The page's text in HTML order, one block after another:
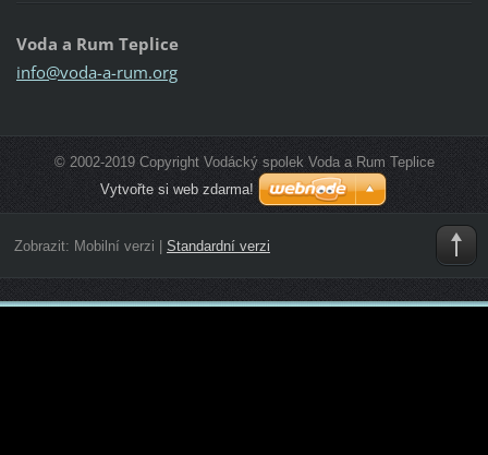
Voda a Rum Teplice
info@voda-a-rum.org
© 2002-2019 Copyright Vodácký spolek Voda a Rum Teplice
Vytvořte si web zdarma!
Zobrazit: Mobilní verzi Standardní verzi